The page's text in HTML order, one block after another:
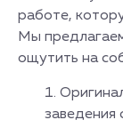
работе,
Мы
ощутить на
заведения